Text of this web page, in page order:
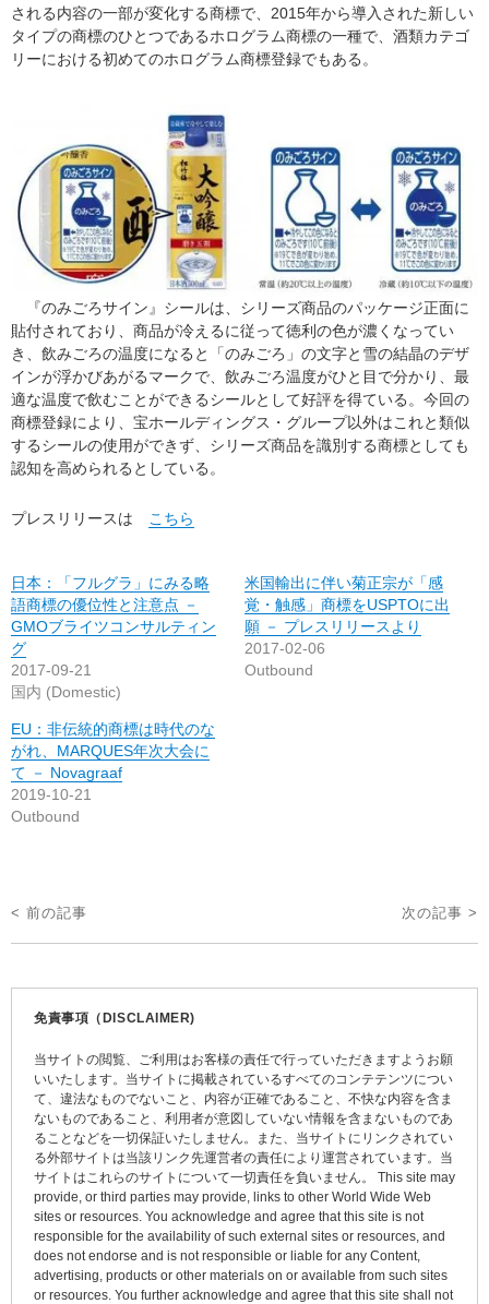
される内容の一部が変化する商標で、2015年から導入された新しい
タイプの商標のひとつであるホログラム商標の一種で、酒類カテゴ
リーにおける初めてのホログラム商標登録でもある。
『のみごろサイン』シールは、シリーズ商品のパッケージ正面に
貼付されており、商品が冷えるに従って徳利の色が濃くなってい
き、飲みごろの温度になると「のみごろ」の文字と雪の結晶のデザ
インが浮かびあがるマークで、飲みごろ温度がひと目で分かり、最
適な温度で飲むことができるシールとして好評を得ている。今回の
商標登録により、宝ホールディングス・グループ以外はこれと類似
するシールの使用ができず、シリーズ商品を識別する商標としても
認知を高められるとしている。
プレスリリースは こちら
日本：「フルグラ」にみる略
語商標の優位性と注意点 －
GMOブライツコンサルティン
グ
2017-09-21
国内 (Domestic)
米国輸出に伴い菊正宗が「感
覚・触感」商標をUSPTOに出
願 － プレスリリースより
2017-02-06
Outbound
EU：非伝統的商標は時代のな
がれ、MARQUES年次大会に
て － Novagraaf
2019-10-21
Outbound
投
稿
< 前の記事 次の記事 >
免責事項（DISCLAIMER)
当サイトの閲覧、ご利用はお客様の責任で行っていただきますようお願
いいたします。当サイトに掲載されているすべてのコンテテンツについ
て、違法なものでないこと、内容が正確であること、不快な内容を含ま
ないものであること、利用者が意図していない情報を含まないものであ
ることなどを一切保証いたしません。また、当サイトにリンクされてい
る外部サイトは当該リンク先運営者の責任により運営されています。当
サイトはこれらのサイトについて一切責任を負いません。 This site may
provide, or third parties may provide, links to other World Wide Web
sites or resources. You acknowledge and agree that this site is not
responsible for the availability of such external sites or resources, and
does not endorse and is not responsible or liable for any Content,
advertising, products or other materials on or available from such sites
or resources. You further acknowledge and agree that this site shall not